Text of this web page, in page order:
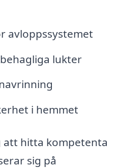
avloppssystemet
lukter
i hemmet
att hitta kompetenta
sig på